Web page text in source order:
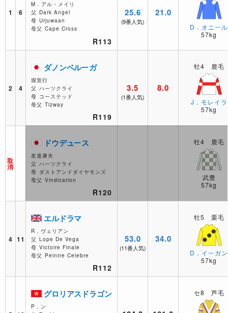
1 6
M．アル・メイリ
父 Dark Angel
母 Urjuwaan
母父 Cape Cross
R113
25.6
(9番人気)
21.0
D．オニール
57kg
2 4
ダノンベルーガ
堀宣行
父 ハーツクライ
母 コーステッド
母父 Tizway
R119
3.5
(1番人気)
8.0
牡4 鹿毛
J．モレイラ
57kg
取
消
ドウデュース
友道康夫
父 ハーツクライ
母 ダストアンドダイヤモンズ
母父 Vindication
R120
牡4 鹿毛
武豊
57kg
4 11
エルドラマ
R．ヴェリアン
父 Lope De Vega
母 Victoire Finale
母父 Peintre Celebre
R112
53.0
(11番人気)
34.0
牡5 栗毛
D．イーガン
57kg
グロリアスドラゴン
P．ン
セ8 芦毛